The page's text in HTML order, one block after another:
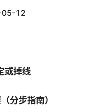
12
或掉线
分步指南）